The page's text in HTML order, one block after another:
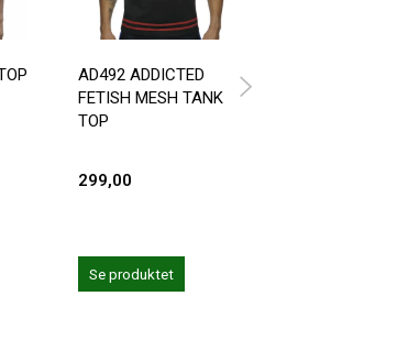
AD492 ADDICTED
FETISH MESH TANK
TOP
299,00
Se produktet